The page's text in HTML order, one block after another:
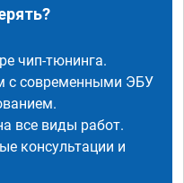
чип-тюнинга.
с современными ЭБУ
все виды работ.
консультации и